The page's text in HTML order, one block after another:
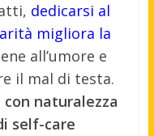
dedicarsi al
migliora la
all’umore e
il mal di testa.
naturalezza
self-care